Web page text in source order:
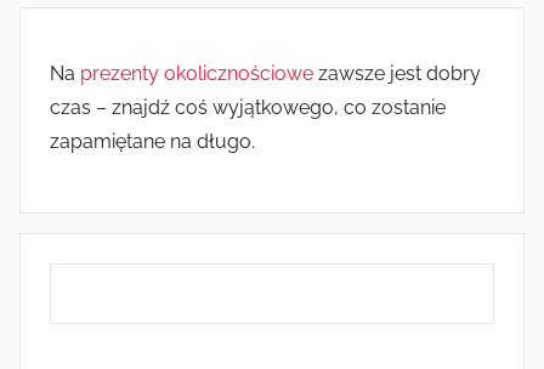
Na prezenty okolicznościowe zawsze jest dobry
czas – znajdź coś wyjątkowego, co zostanie
zapamiętane na długo.